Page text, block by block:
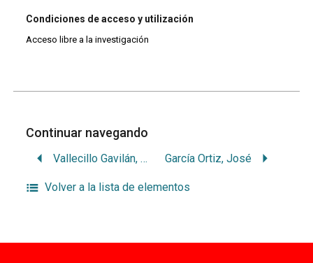
Condiciones de acceso y utilización
Acceso libre a la investigación
Continuar navegando
Vallecillo Gavilán, José García Ortiz, José
Volver a la lista de elementos